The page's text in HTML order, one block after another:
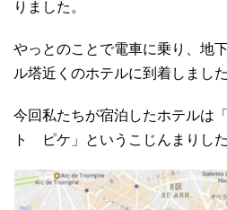
りました。
やっとのことで電車に乗り、地
ル塔近くのホテルに到着しました
今回私たちが宿泊したホテル
ト ピケ」というこじんまりし